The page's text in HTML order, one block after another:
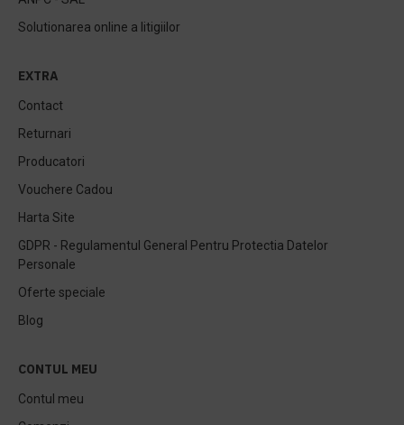
Solutionarea online a litigiilor
EXTRA
Contact
Returnari
Producatori
Vouchere Cadou
Harta Site
GDPR - Regulamentul General Pentru Protectia Datelor
Personale
Oferte speciale
Blog
CONTUL MEU
Contul meu